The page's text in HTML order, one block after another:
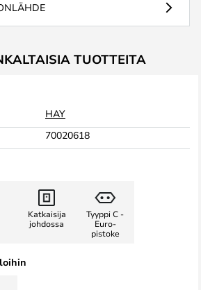
TUOTTEITA
HAY
70020618
Katkaisija
johdossa
Tyyppi C -
Euro-
pistoke